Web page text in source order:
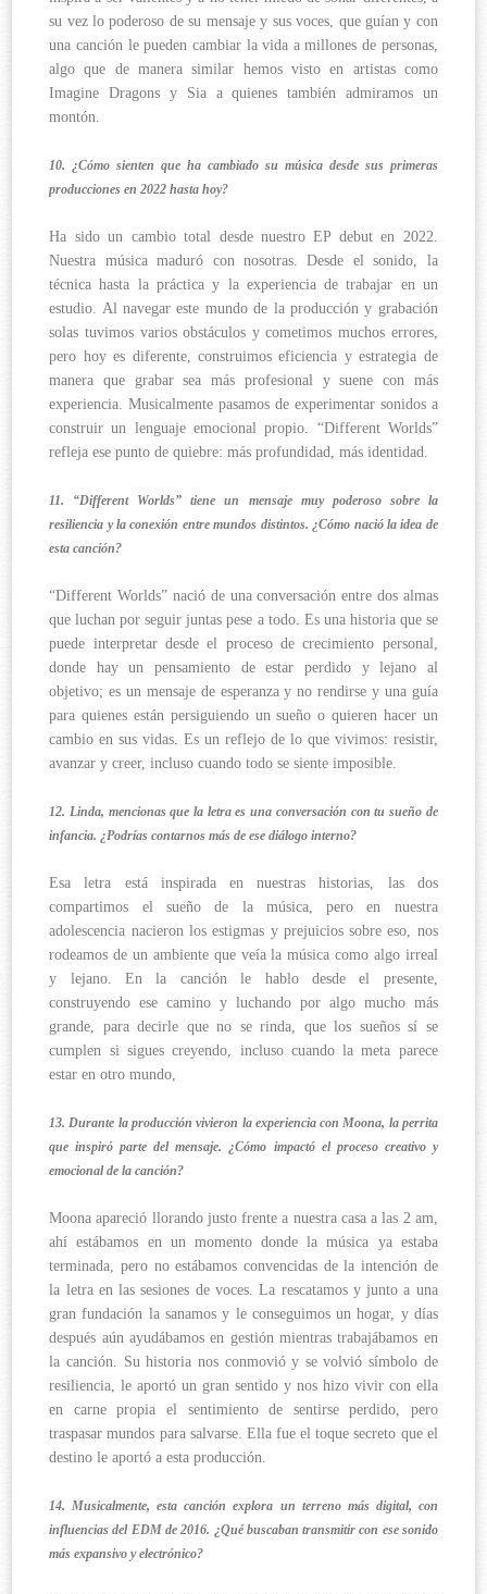
su vez lo poderoso de su mensaje y sus voces, que guían y con
una canción le pueden cambiar la vida a millones de personas,
algo que de manera similar hemos visto en artistas como
Imagine Dragons y Sia a quienes también admiramos un
montón.
10. ¿Cómo sienten que ha cambiado su música desde sus primeras
producciones en 2022 hasta hoy?
Ha sido un cambio total desde nuestro EP debut en 2022.
Nuestra música maduró con nosotras. Desde el sonido, la
técnica hasta la práctica y la experiencia de trabajar en un
estudio. Al navegar este mundo de la producción y grabación
solas tuvimos varios obstáculos y cometimos muchos errores,
pero hoy es diferente, construimos eficiencia y estrategia de
manera que grabar sea más profesional y suene con más
experiencia. Musicalmente pasamos de experimentar sonidos a
construir un lenguaje emocional propio. “Different Worlds”
refleja ese punto de quiebre: más profundidad, más identidad.
11. “Different Worlds” tiene un mensaje muy poderoso sobre la
resiliencia y la conexión entre mundos distintos. ¿Cómo nació la idea de
esta canción?
“Different Worlds” nació de una conversación entre dos almas
que luchan por seguir juntas pese a todo. Es una historia que se
puede interpretar desde el proceso de crecimiento personal,
donde hay un pensamiento de estar perdido y lejano al
objetivo; es un mensaje de esperanza y no rendirse y una guía
para quienes están persiguiendo un sueño o quieren hacer un
cambio en sus vidas. Es un reflejo de lo que vivimos: resistir,
avanzar y creer, incluso cuando todo se siente imposible.
12. Linda, mencionas que la letra es una conversación con tu sueño de
infancia. ¿Podrías contarnos más de ese diálogo interno?
Esa letra está inspirada en nuestras historias, las dos
compartimos el sueño de la música, pero en nuestra
adolescencia nacieron los estigmas y prejuicios sobre eso, nos
rodeamos de un ambiente que veía la música como algo irreal
y lejano. En la canción le hablo desde el presente,
construyendo ese camino y luchando por algo mucho más
grande, para decirle que no se rinda, que los sueños sí se
cumplen si sigues creyendo, incluso cuando la meta parece
estar en otro mundo,
13. Durante la producción vivieron la experiencia con Moona, la perrita
que inspiró parte del mensaje. ¿Cómo impactó el proceso creativo y
emocional de la canción?
Moona apareció llorando justo frente a nuestra casa a las 2 am,
ahí estábamos en un momento donde la música ya estaba
terminada, pero no estábamos convencidas de la intención de
la letra en las sesiones de voces. La rescatamos y junto a una
gran fundación la sanamos y le conseguimos un hogar, y días
después aún ayudábamos en gestión mientras trabajábamos en
la canción. Su historia nos conmovió y se volvió símbolo de
resiliencia, le aportó un gran sentido y nos hizo vivir con ella
en carne propia el sentimiento de sentirse perdido, pero
traspasar mundos para salvarse. Ella fue el toque secreto que el
destino le aportó a esta producción.
14. Musicalmente, esta canción explora un terreno más digital, con
influencias del EDM de 2016. ¿Qué buscaban transmitir con ese sonido
más expansivo y electrónico?